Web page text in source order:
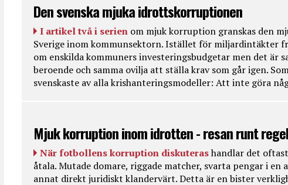
Den svenska mjuka idrottskorruptionen
I artikel två i serien om mjuk korruption granskas den
Sverige inom kommunsektorn. Istället för miljardintäkter
om enskilda kommuners investeringsbudgetar men det är
beroende och samma ovilja att ställa krav som går igen.
svenskaste av alla krishanteringsmodeller: Att inte göra
Mjuk korruption inom idrotten - resan runt
När fotbollens korruption diskuterashandlar det
åtala. Mutade domare, riggade matcher, svarta pengar i en
annat direkt juridiskt klandervärt. Detta är en bister